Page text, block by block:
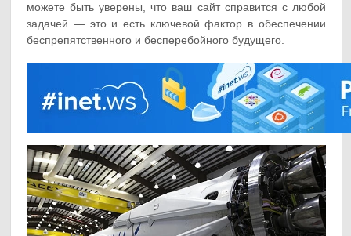
можете быть уверены, что ваш сайт справится с любой
задачей — это и есть ключевой фактор в обеспечении
беспрепятственного и бесперебойного будущего.